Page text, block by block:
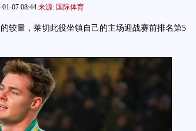
01-07 08:44 来源: 国际体育
量，莱切此役坐镇自己的主场迎战赛前排名第5